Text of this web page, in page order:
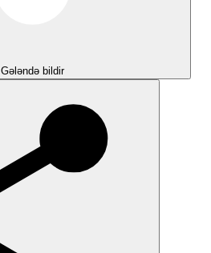
Gələndə bildir